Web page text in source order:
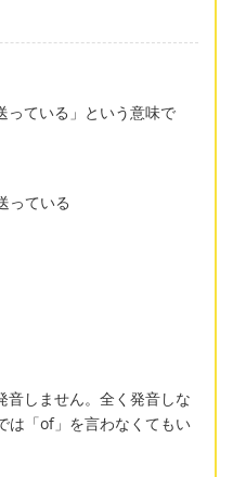
ている」という意味で
っている
しません。全く発音しな
は「of」を言わなくてもい